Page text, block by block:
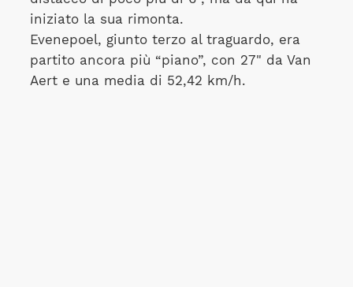
iniziato la sua rimonta.
Evenepoel, giunto terzo al traguardo, era
partito ancora più “piano”, con 27" da Van
Aert e una media di 52,42 km/h.